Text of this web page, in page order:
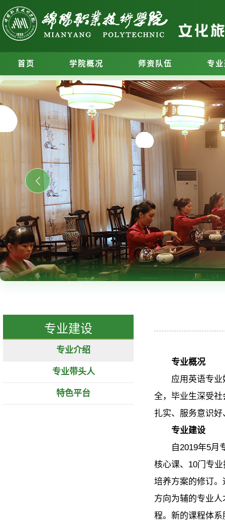
首页 学院概况 师资队伍 专
专业建设
专业介绍
专业带头人
特色平台
专业概况
应用英语专
全，毕业生深受
扎实、服务意识
专业建设
自2019年5月
核心课、10门专
培养方案的修订
方向为辅的专业
程。新的课程体